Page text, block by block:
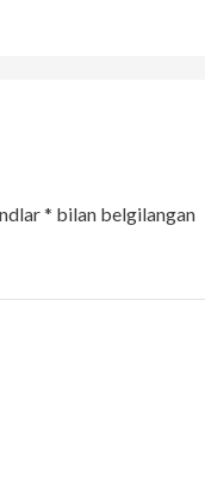
* bilan belgilangan